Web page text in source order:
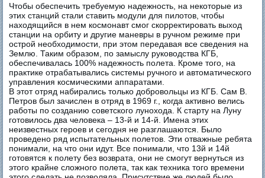
Чтобы обеспечить требуемую надежность, на некоторые из
этих станций стали ставить модули для пилотов, чтобы
находящийся в нем космонавт смог скорректировать выход
станции на орбиту и другие маневры в ручном режиме при
острой необходимости, при этом передавая все сведения на
Землю. Таким образом, по замыслу руководства КГБ,
обеспечивалась 100% надежность полета. Кроме того, на
практике отрабатывались системы ручного и автоматического
управления космическими аппаратами.
В этот отряд набирались только добровольцы из КГБ. Сам В.
Петров был зачислен в отряд в 1969 г., когда активно велись
работы по созданию советского лунохода. К старту на Луну
готовилось два человека – 13-й и 14-й. Имена этих
неизвестных героев и сегодня не разглашаются. Было
проведено ряд испытательных полетов. Эти отважные ребята
понимали, на что они идут. Все понимали, что 13й и 14й
готовятся к полету без возврата, они не смогут вернуться из
этого крайне сложного полета, так как техника того времени